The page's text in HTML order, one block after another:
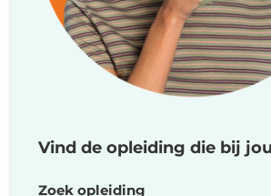
Vind de opleiding die bij
Zoek opleiding